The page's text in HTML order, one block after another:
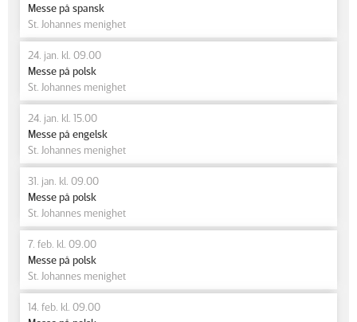
Messe på spansk
St. Johannes menighet
24. jan. kl. 09.00
Messe på polsk
St. Johannes menighet
24. jan. kl. 15.00
Messe på engelsk
St. Johannes menighet
31. jan. kl. 09.00
Messe på polsk
St. Johannes menighet
7. feb. kl. 09.00
Messe på polsk
St. Johannes menighet
14. feb. kl. 09.00